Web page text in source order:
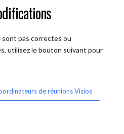
sont pas correctes ou
utilisez le bouton suivant pour
de réunions Visios